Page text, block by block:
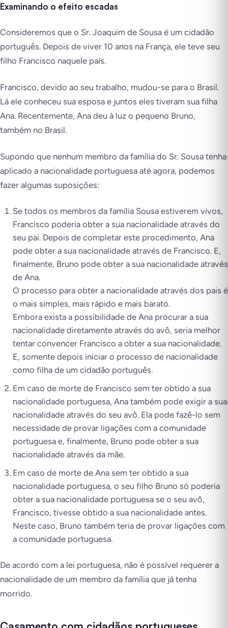
Examinando o efeito escadas
Consideremos que o Sr. Joaquim de Sousa é um cidadão
português. Depois de viver 10 anos na França, ele teve seu
filho Francisco naquele país.
Francisco, devido ao seu trabalho, mudou-se para o Brasil.
Lá ele conheceu sua esposa e juntos eles tiveram sua filha
Ana. Recentemente, Ana deu à luz o pequeno Bruno,
também no Brasil.
Supondo que nenhum membro da família do Sr. Sousa tenha
aplicado a nacionalidade portuguesa até agora, podemos
fazer algumas suposições:
Se todos os membros da família Sousa estiverem vivos,
Francisco poderia obter a sua nacionalidade através do
seu pai. Depois de completar este procedimento, Ana
pode obter a sua nacionalidade através de Francisco. E,
finalmente, Bruno pode obter a sua nacionalidade através
de Ana.
O processo para obter a nacionalidade através dos pais é
o mais simples, mais rápido e mais barato.
Embora exista a possibilidade de Ana procurar a sua
nacionalidade diretamente através do avô, seria melhor
tentar convencer Francisco a obter a sua nacionalidade.
E, somente depois iniciar o processo de nacionalidade
como filha de um cidadão português.
Em caso de morte de Francisco sem ter obtido a sua
nacionalidade portuguesa, Ana também pode exigir a sua
nacionalidade através do seu avô. Ela pode fazê-lo sem
necessidade de provar ligações com a comunidade
portuguesa e, finalmente, Bruno pode obter a sua
nacionalidade através da mãe.
Em caso de morte de Ana sem ter obtido a sua
nacionalidade portuguesa, o seu filho Bruno só poderia
obter a sua nacionalidade portuguesa se o seu avô,
Francisco, tivesse obtido a sua nacionalidade antes.
Neste caso, Bruno também teria de provar ligações com
a comunidade portuguesa.
De acordo com a lei portuguesa, não é possível requerer a
nacionalidade de um membro da família que já tenha
morrido.